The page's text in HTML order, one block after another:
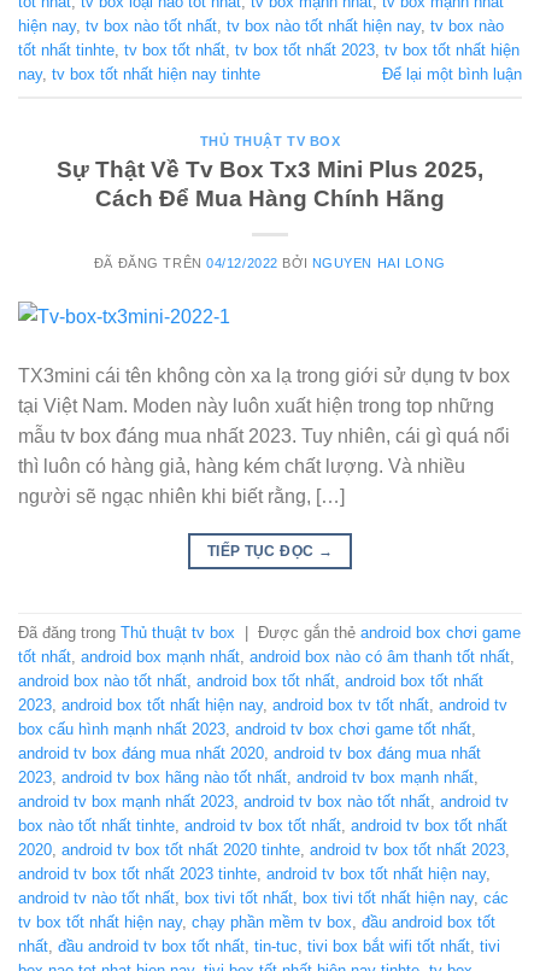
hiện nay, tv box nào tốt nhất, tv box nào tốt nhất hiện nay, tv box nào
tốt nhất tinhte, tv box tốt nhất, tv box tốt nhất 2023, tv box tốt nhất hiện
nay, tv box tốt nhất hiện nay tinhte Để lại một bình luận
THỦ THUẬT TV BOX
Sự Thật Về Tv Box Tx3 Mini Plus 2025,
Cách Để Mua Hàng Chính Hãng
ĐÃ ĐĂNG TRÊN04/12/2022 BỞI NGUYEN HAI LONG
TX3mini cái tên không còn xa lạ trong giới sử dụng tv box
tại Việt Nam. Moden này luôn xuất hiện trong top những
mẫu tv box đáng mua nhất 2023. Tuy nhiên, cái gì quá nổi
thì luôn có hàng giả, hàng kém chất lượng. Và nhiều
người sẽ ngạc nhiên khi biết rằng, […]
TIẾP TỤC ĐỌC →
Đã đăng trong Thủ thuật tv box Được gắn thẻ android box chơi game
tốt nhất, android box mạnh nhất, android box nào có âm thanh tốt nhất,
android box nào tốt nhất, android box tốt nhất, android box tốt nhất
2023, android box tốt nhất hiện nay, android box tv tốt nhất, android tv
box cấu hình mạnh nhất 2023, android tv box chơi game tốt nhất,
android tv box đáng mua nhất 2020, android tv box đáng mua nhất
2023, android tv box hãng nào tốt nhất, android tv box mạnh nhất,
android tv box mạnh nhất 2023, android tv box nào tốt nhất, android tv
box nào tốt nhất tinhte, android tv box tốt nhất, android tv box tốt nhất
2020, android tv box tốt nhất 2020 tinhte, android tv box tốt nhất 2023,
android tv box tốt nhất 2023 tinhte, android tv box tốt nhất hiện nay,
android tv nào tốt nhất, box tivi tốt nhất, box tivi tốt nhất hiện nay, các
tv box tốt nhất hiện nay, chạy phần mềm tv box, đầu android box tốt
nhất, đầu android tv box tốt nhất, tin-tuc, tivi box bắt wifi tốt nhất, tivi